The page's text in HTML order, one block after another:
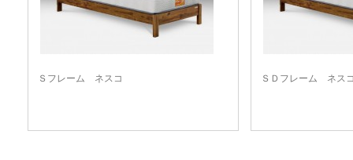
Ｓフレーム ネスコ ＳＤフレーム ネ